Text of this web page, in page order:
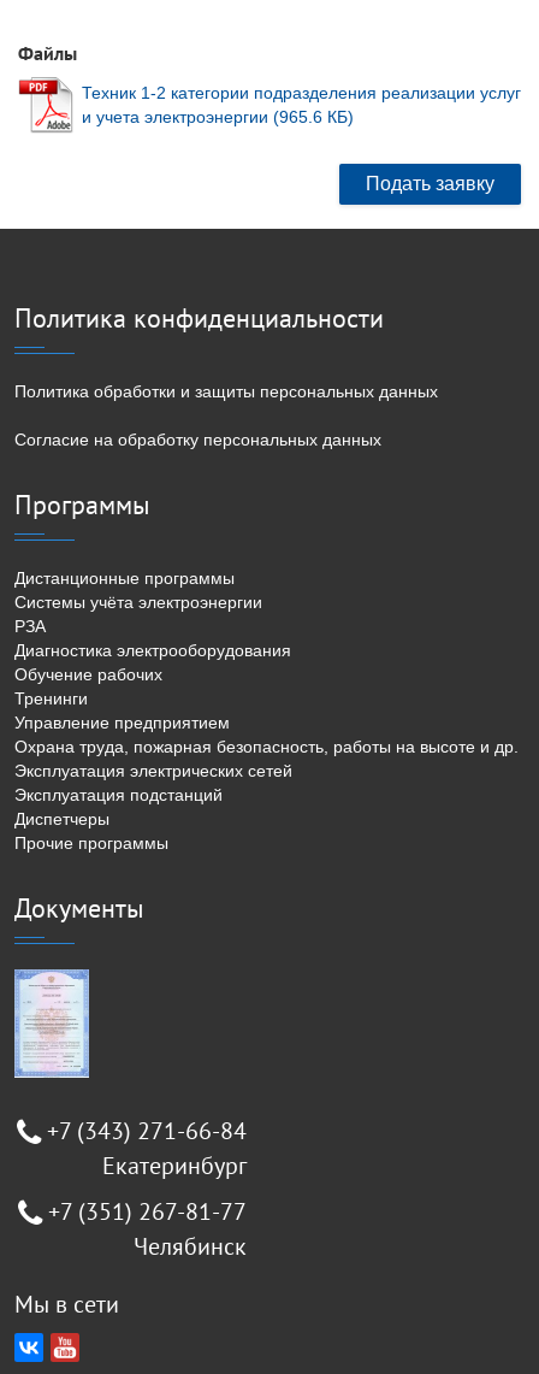
Файлы
Техник 1-2 категории подразделения реализации услуг
и учета электроэнергии (965.6 КБ)
Подать заявку
Политика конфиденциальности
Политика обработки и защиты персональных данных
Согласие на обработку персональных данных
Программы
Дистанционные программы
Системы учёта электроэнергии
РЗА
Диагностика электрооборудования
Обучение рабочих
Тренинги
Управление предприятием
Охрана труда, пожарная безопасность, работы на высоте и др.
Эксплуатация электрических сетей
Эксплуатация подстанций
Диспетчеры
Прочие программы
Документы
+7 (343) 271-66-84
Екатеринбург
+7 (351) 267-81-77
Челябинск
Мы в сети